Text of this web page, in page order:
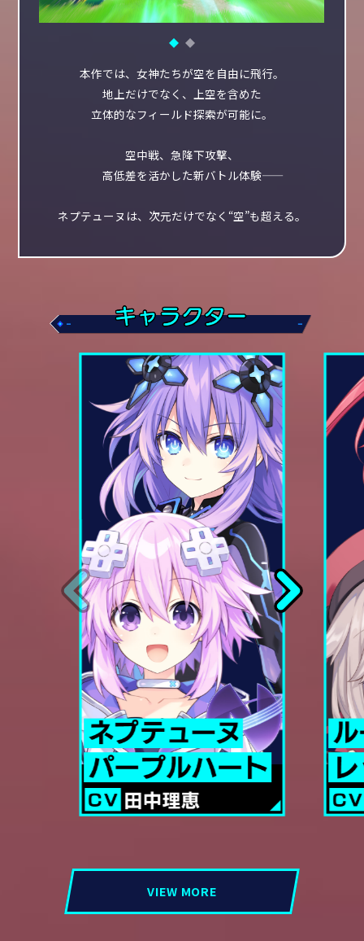
本作では、女神たちが空を自由に飛行。
地上だけでなく、上空を含めた
立体的なフィールド探索が可能に。
空中戦、急降下攻撃、
高低差を活かした新バトル体験――
ネプテューヌは、次元だけでなく“空”も超える。
VIEW MORE